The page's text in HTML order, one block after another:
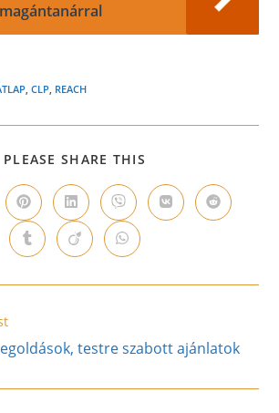
, CLP, REACH
PLEASE SHARE THIS
CONTENT
Opens
in
a
new
window
Opens
in
a
new
window
Opens
in
a
new
window
Opens
in
Opens
in
Opens
in
new
Opens
in
new
Opens
in
new
testre szabott ajánlatok